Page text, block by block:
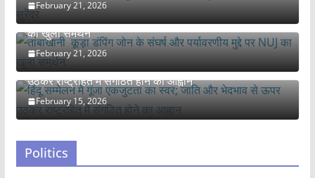
February 21, 2026
तांबाखानी कूड़ा डंपिंग जोन के संघर्ष और पर्यावरणीय मुद्दे पर NUJ
का खुला समर्थन
February 21, 2026
हिंदू सम्मेलन में गूंजा एकजुटता का स्वर; जाति और भेदभाव से ऊपर
उठकर राष्ट्रहित में संगठित होने का आह्वान
February 15, 2026
Politics